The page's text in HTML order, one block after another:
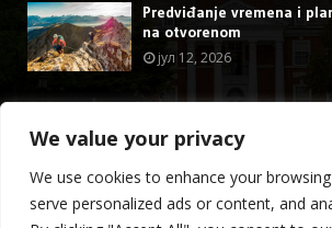
We value your privacy
We use cookies to enhance your
serve personalized ads or content, and
Predviđanje vremena i
na otvorenom
јул 12, 2026
@2023 - stormdragon.us. All Right
O nama Kontakt